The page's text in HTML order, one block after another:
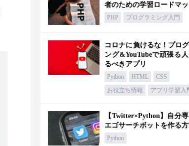
者のための学習ロードマ
PHP プログラミング入門
コロナに負けるな！プログ
ング&YouTubeで頑張る
るべきアプリ
Python HTML
CSS
お役立ち情報
アプリ学習入
【Twitter×Python】自分
エゴサーチボットを作る
Python